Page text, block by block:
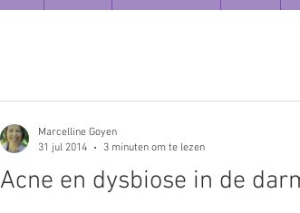
Acne en dysbiose in de
Marcelline Goyen
31 jul 2014
3 minuten om te lezen